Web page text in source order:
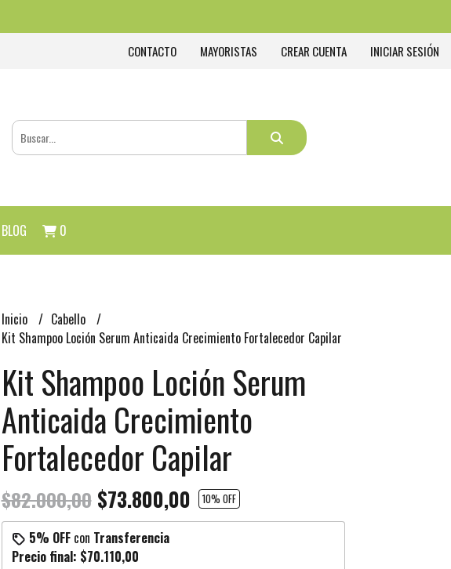
CONTACTO
MAYORISTAS CREAR CUENTA INICIAR SESIÓN
BLOG 0
Inicio
Cabello
Kit Shampoo Loción Serum Anticaida Crecimiento Fortalecedor Capilar
Kit Shampoo Loción Serum
Anticaida Crecimiento
Fortalecedor Capilar
$82.000,00$73.800,00 10% OFF
5% OFFcon Transferencia
Precio final: $70.110,00